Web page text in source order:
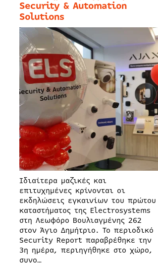
Security & Automation
Solutions
Ιδιαίτερα μαζικές και
επιτυχημένες κρίνονται οι
εκδηλώσεις εγκαινίων του πρώτου
καταστήματος της Electrosystems
στη Λεωφόρο Βουλιαγμένης 262
στον Άγιο Δημήτριο. Το περιοδικό
Security Report παραβρέθηκε την
3η ημέρα, περιηγήθηκε στο χώρο,
συνο…